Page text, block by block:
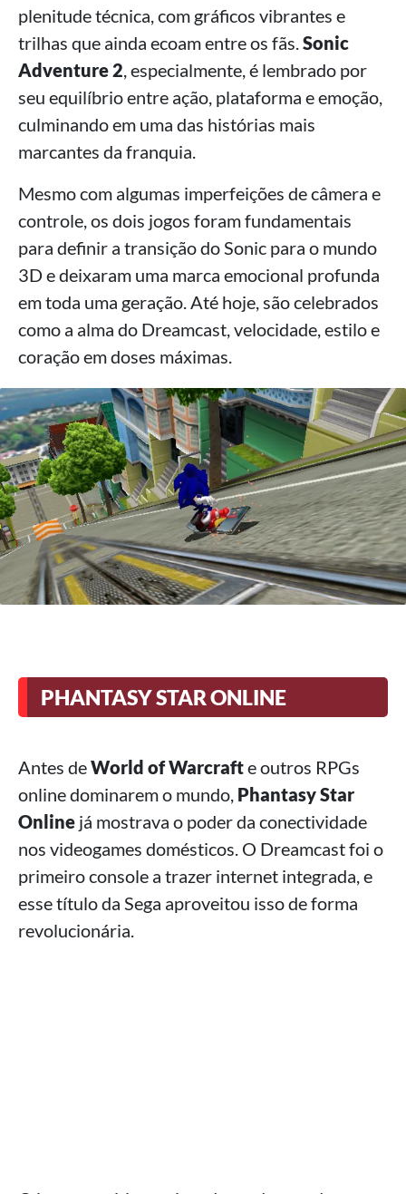
plenitude técnica, com gráficos vibrantes e
trilhas que ainda ecoam entre os fãs. Sonic
Adventure 2 , especialmente, é lembrado por
seu equilíbrio entre ação, plataforma e emoção,
culminando em uma das histórias mais
marcantes da franquia.
Mesmo com algumas imperfeições de câmera e
controle, os dois jogos foram fundamentais
para definir a transição do Sonic para o mundo
3D e deixaram uma marca emocional profunda
em toda uma geração. Até hoje, são celebrados
como a alma do Dreamcast, velocidade, estilo e
coração em doses máximas.
PHANTASY STAR ONLINE
Antes deWorld of Warcrafte outros RPGs
online dominarem o mundo, Phantasy Star
Online já mostrava o poder da conectividade
nos videogames domésticos. O Dreamcast foi o
primeiro console a trazer internet integrada, e
esse título da Sega aproveitou isso de forma
revolucionária.